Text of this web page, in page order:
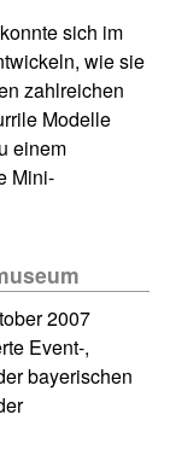
sich im
wie sie
zahlreichen
Modelle
einem
Mini-
2007
Event-,
bayerischen